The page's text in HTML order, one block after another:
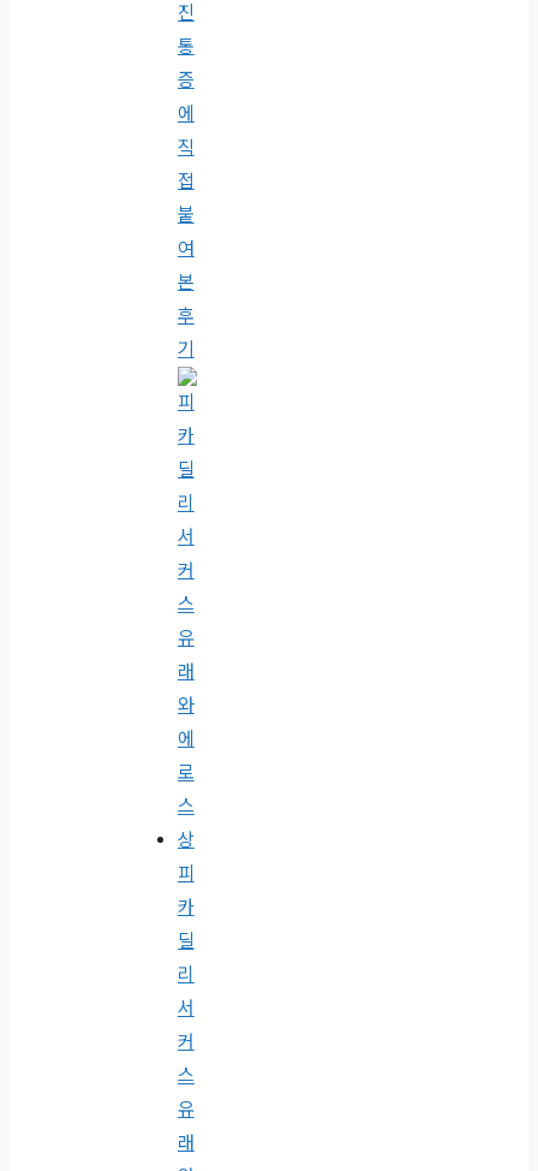
진
통
증
에
직
접
붙
여
본
후
기
피
카
딜
리
서
커
스
유
래